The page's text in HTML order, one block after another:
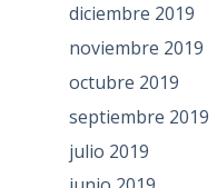
diciembre 2019
noviembre 2019
octubre 2019
septiembre 2019
julio 2019